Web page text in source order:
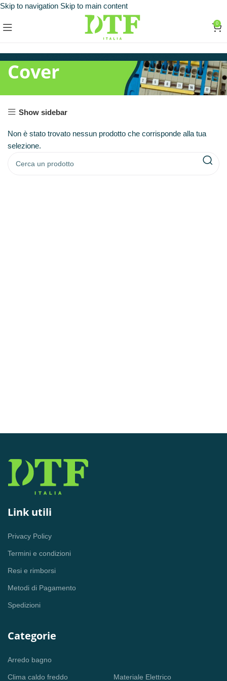
Skip to navigation Skip to main content
0
Cover
Show sidebar
Non è stato trovato nessun prodotto che corrisponde alla tua
selezione.
Link utili
Privacy Policy
Termini e condizioni
Resi e rimborsi
Metodi di Pagamento
Spedizioni
Categorie
Arredo bagno
Clima caldo freddo Materiale Elettrico